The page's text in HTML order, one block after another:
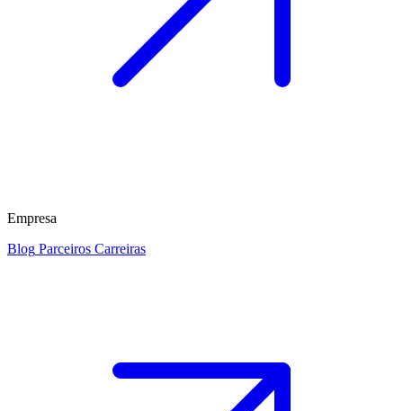
Empresa
Blog Parceiros Carreiras